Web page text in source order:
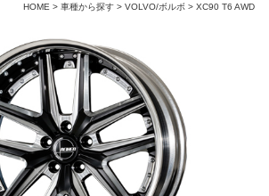
HOME > 車種から探す > VOLVO/ボルボ > XC90 T6 AWD